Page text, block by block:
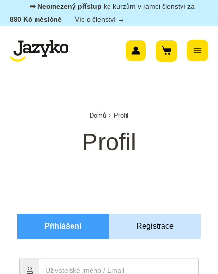
Přeskočit➡︎ Neomezený přístup ke kurzům v rámci členství za
890 Kč měsíčně
Víc o členství →
Menu
Domů > Profil
Profil
Přihlášení Registrace